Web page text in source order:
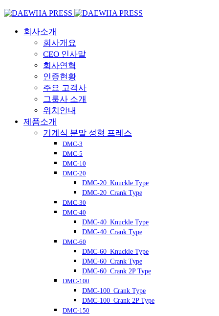
회사소개
회사개요
CEO 인사말
회사연혁
인증현황
주요 고객사
그룹사 소개
위치안내
제품소개
기계식 분말 성형 프레스
DMC-3
DMC-5
DMC-10
DMC-20
DMC-20_Knuckle Type
DMC-20_Crank Type
DMC-30
DMC-40
DMC-40_Knuckle Type
DMC-40_Crank Type
DMC-60
DMC-60_Knuckle Type
DMC-60_Crank Type
DMC-60_Crank 2P Type
DMC-100
DMC-100_Crank Type
DMC-100_Crank 2P Type
DMC-150